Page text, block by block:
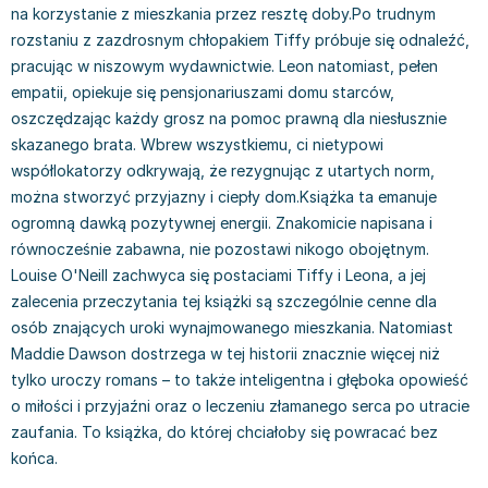
Książki: Prawo konstytucyjne
Książki: Prawo międzynarodowe
Książki: Prawo - orzecznictwo
Książki: Prawo pracy
Książki: Prawo Unii Europejskiej
Teksty aktów prawnych
Książki medyczne i naukowe
Chemia - książki
Książki o fizyce i astronomii
Geografia - książki
Inne
Książki do matematyki
Książki medyczne
Książki do nauk przyrodniczych
Technika, inżynieria, technologia - książki, podręczniki -
nauki ścisłe
Książki do nauk społecznych i humanistycznych
Książki: Film, muzyka, teatr
Książki: Historia sztuki
Książki o architekturze
Książki: Sztuka użytkowa
Książki: Sztuki wizualne
Inne
Książki dla dzieci 3-5 lat
Książki: bajki dla dzieci 3-5 lat
Kolorowanki i książki do naklejania 3-5 lat
Książki do nauki języków obcych 3-5 lat
Książki do nauki pisania i liczenia 3-5 lat
Książki grające, z puzzlami i magnesami 3-5 lat
Kreatywne i aktywizujące książki dla dzieci 3-5 lat
Poznawanie świata dla dzieci 3-5 lat - książki
Książki o zainteresowaniach dla dzieci 3-5 lat
Książki dla dzieci 6-8 lat
Książki do nauki czytania 6-8 lat
Książki do nauki języków obcych 6-8 lat
Książki do nauki pisania i liczenia 6-8 lat
Kreatywne i aktywizujące książki dla dzieci 6-8 lat
Literatura dla dzieci 6-8 lat
Poznawanie świata dla dzieci 6-8 lat - książki
Książki o zainteresowaniach dla dzieci 6-8 lat
Książki: Zdrowie
Kuchnia i diety - książki
Autorskie książki kucharskie
Ciasta, desery, wypieki - książki
Diety, zdrowe żywienie - książki
Książki kucharskie
Kuchnia polska - książki
Napoje - książki
Książki: Poradniki
Inne
Książki: Dom, ogród - poradniki
Książki: Hobby - poradniki
Książki: Moda, uroda, savoir vivre - poradniki
Książki pamiątkowe
Pozostałe książki
Dean Koontz
Andrzej Sapkowski
Stephenie Meyer
Robert Ludlum
Maria Czubaszek
Nora Roberts
Mario Vargas Llosa
Katarzyna Grochola
Ewa Nowak
Robin Cook
Carlos Ruiz Zafon
Konrad Gaca
Jerzy Zięba
Jodi Picoult
Dorota Terakowska
Abbi Glines
Alfred Szklarski
na korzystanie z mieszkania przez resztę doby.Po trudnym
rozstaniu z zazdrosnym chłopakiem Tiffy próbuje się odnaleźć,
pracując w niszowym wydawnictwie. Leon natomiast, pełen
empatii, opiekuje się pensjonariuszami domu starców,
oszczędzając każdy grosz na pomoc prawną dla niesłusznie
skazanego brata. Wbrew wszystkiemu, ci nietypowi
współlokatorzy odkrywają, że rezygnując z utartych norm,
można stworzyć przyjazny i ciepły dom.Książka ta emanuje
ogromną dawką pozytywnej energii. Znakomicie napisana i
równocześnie zabawna, nie pozostawi nikogo obojętnym.
Louise O'Neill zachwyca się postaciami Tiffy i Leona, a jej
zalecenia przeczytania tej książki są szczególnie cenne dla
osób znających uroki wynajmowanego mieszkania. Natomiast
Maddie Dawson dostrzega w tej historii znacznie więcej niż
tylko uroczy romans – to także inteligentna i głęboka opowieść
o miłości i przyjaźni oraz o leczeniu złamanego serca po utracie
zaufania. To książka, do której chciałoby się powracać bez
końca.